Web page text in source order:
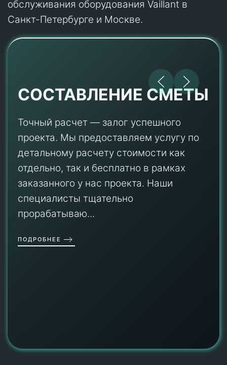
обслуживания оборудования Vaillant в
Санкт-Петербурге и Москве.
СОСТАВЛЕНИЕ СМЕТЫ
Точный расчет — залог успешного
проекта. Мы предоставляем услугу по
детальному расчету стоимости как
отдельно, так и бесплатно в рамках
заказанного у нас проекта. Наши
специалисты тщательно
прорабатываю...
ПОДРОБНЕЕ